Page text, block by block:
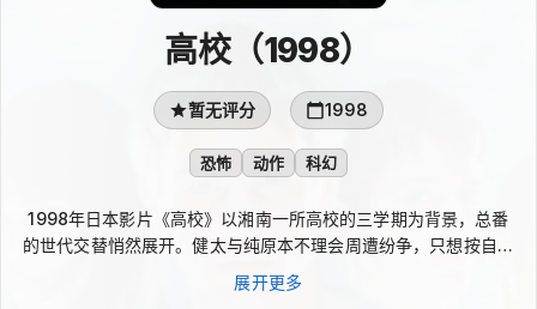
高校（1998）
暂无评分 1998
恐怖 动作 科幻
1998年日本影片《高校》以湘南一所高校的三学期为背景，总番
的世代交替悄然展开。健太与纯原本不理会周遭纷争，只想按自己
的方式度日，却因大门指定健太成为第16代总番而被推到风口。黑
龙高校的出口等人暗中挑动对决，后辈武也为夺取总番腰带不断纠
展开更多